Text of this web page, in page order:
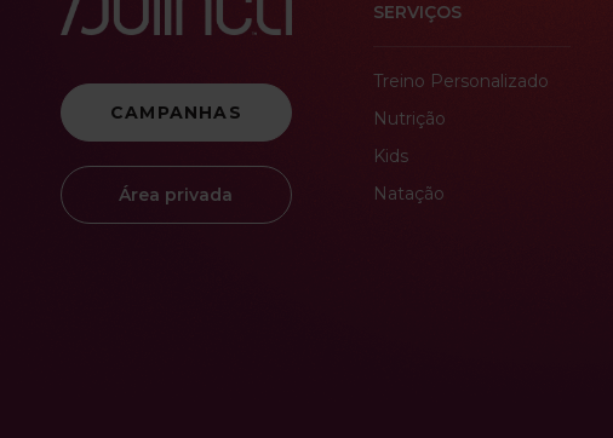
CAMPANHAS
Área privada
SERVIÇOS
Treino Personalizado
Nutrição
Kids
Natação